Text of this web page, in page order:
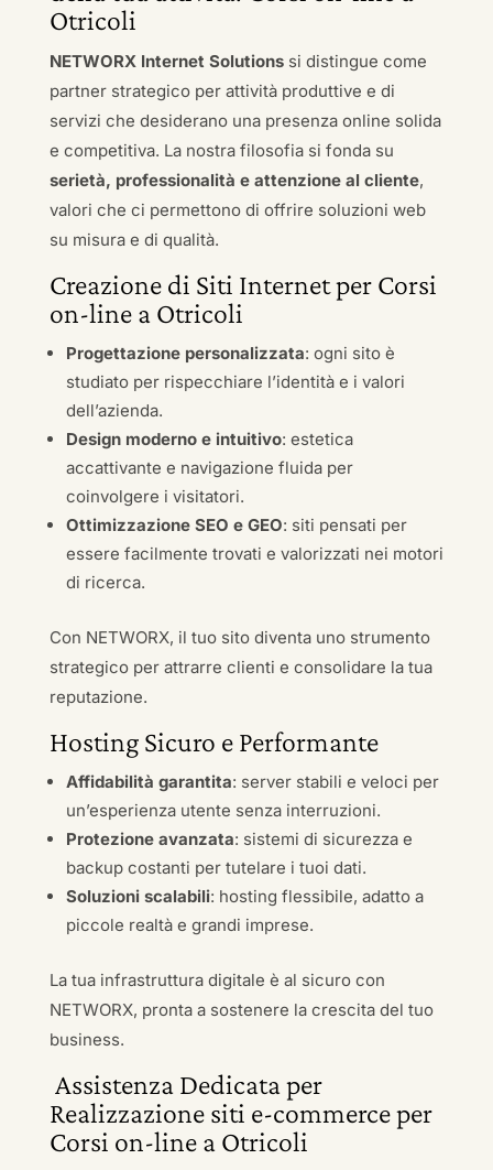
Otricoli
NETWORX Internet Solutionssi distingue come
partner strategico per attività produttive e di
servizi che desiderano una presenza online solida
e competitiva. La nostra filosofia si fonda su
serietà, professionalità e attenzione al cliente,
valori che ci permettono di offrire soluzioni web
su misura e di qualità.
Creazione di Siti Internet per Corsi
on-line a Otricoli
Progettazione personalizzata: ogni sito è
studiato per rispecchiare l’identità e i valori
dell’azienda.
Design moderno e intuitivo: estetica
accattivante e navigazione fluida per
coinvolgere i visitatori.
Ottimizzazione SEO e GEO: siti pensati per
essere facilmente trovati e valorizzati nei motori
di ricerca.
Con NETWORX, il tuo sito diventa uno strumento
strategico per attrarre clienti e consolidare la tua
reputazione.
Hosting Sicuro e Performante
Affidabilità garantita: server stabili e veloci per
un’esperienza utente senza interruzioni.
Protezione avanzata: sistemi di sicurezza e
backup costanti per tutelare i tuoi dati.
Soluzioni scalabili: hosting flessibile, adatto a
piccole realtà e grandi imprese.
La tua infrastruttura digitale è al sicuro con
NETWORX, pronta a sostenere la crescita del tuo
business.
Assistenza Dedicata per
Realizzazione siti e-commerce per
Corsi on-line a Otricoli